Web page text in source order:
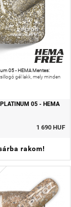
05 - HEMA Mentes:
gél lakk, mely minden
05 - HEMA
1 690 HUF
rakom!